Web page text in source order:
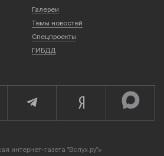
Галереи
Темы новостей
Спецпроекты
ГИБДД
интернет-газета "Вслух.ру"»